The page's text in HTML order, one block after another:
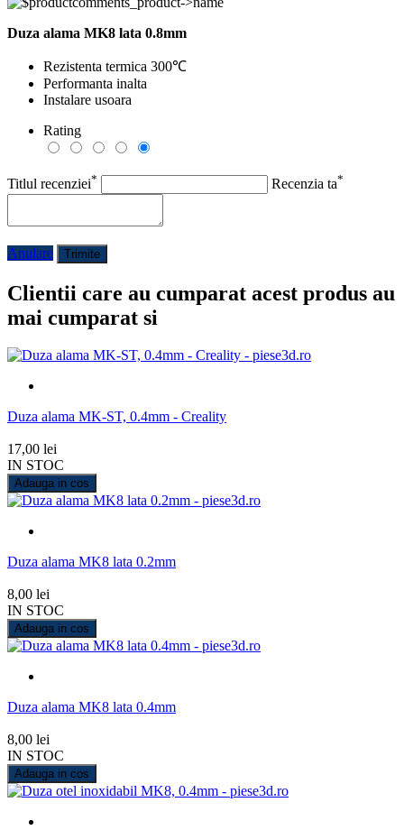
Duza alama MK8 lata 0.8mm
Rezistenta termica 300℃
Performanta inalta
Instalare usoara
Rating
Titlul recenziei* Recenzia ta*
Anulare Trimite
Clientii care au cumparat acest produs au
mai cumparat si
Duza alama MK-ST, 0.4mm - Creality
17,00 lei
IN STOC
Adauga in cos
Duza alama MK8 lata 0.2mm
8,00 lei
IN STOC
Adauga in cos
Duza alama MK8 lata 0.4mm
8,00 lei
IN STOC
Adauga in cos